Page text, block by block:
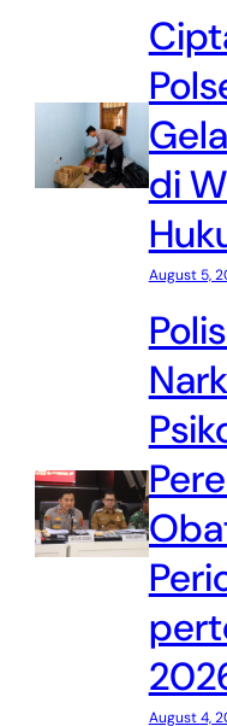
di
August 5,
August 4,